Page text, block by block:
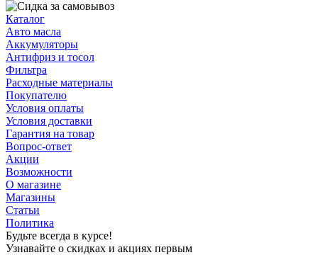
Каталог
Авто масла
Аккумуляторы
Антифриз и тосол
Фильтра
Расходные материалы
Покупателю
Условия оплаты
Условия доставки
Гарантия на товар
Вопрос-ответ
Акции
Возможности
О магазине
Магазины
Статьи
Политика
Будьте всегда в курсе!
Узнавайте о скидках и акциях первым